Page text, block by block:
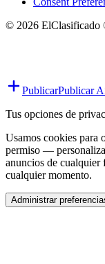
© 2026 ElClasificado
PublicarPublicar
Tus opciones de
Usamos cookies
permiso —
anuncios de cualquier
cualquier momento.
Administrar